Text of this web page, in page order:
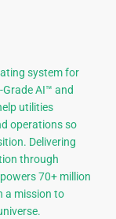
system for
AI™ and
utilities
operations so
Delivering
through
70+ million
a mission to